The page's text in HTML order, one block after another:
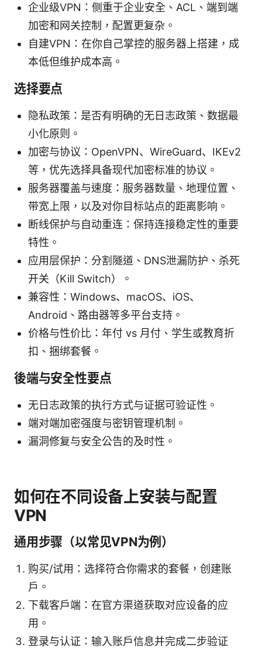
企业级VPN：侧重于企业安全、ACL、端到端
加密和网关控制，配置更复杂。
自建VPN：在你自己掌控的服务器上搭建，成
本低但维护成本高。
选择要点
隐私政策：是否有明确的无日志政策、数据最
小化原则。
加密与协议：OpenVPN、WireGuard、IKEv2
等，优先选择具备现代加密标准的协议。
服务器覆盖与速度：服务器数量、地理位置、
带宽上限，以及对你目标站点的距离影响。
断线保护与自动重连：保持连接稳定性的重要
特性。
应用层保护：分割隧道、DNS泄漏防护、杀死
开关（Kill Switch）。
兼容性：Windows、macOS、iOS、
Android、路由器等多平台支持。
价格与性价比：年付 vs 月付、学生或教育折
扣、捆绑套餐。
後端与安全性要点
无日志政策的执行方式与证据可验证性。
端对端加密强度与密钥管理机制。
漏洞修复与安全公告的及时性。
如何在不同设备上安装与配置
VPN
通用步骤（以常见VPN为例）
购买/试用：选择符合你需求的套餐，创建账
户。
下载客户端：在官方渠道获取对应设备的应
用。
登录与认证：输入账户信息并完成二步验证